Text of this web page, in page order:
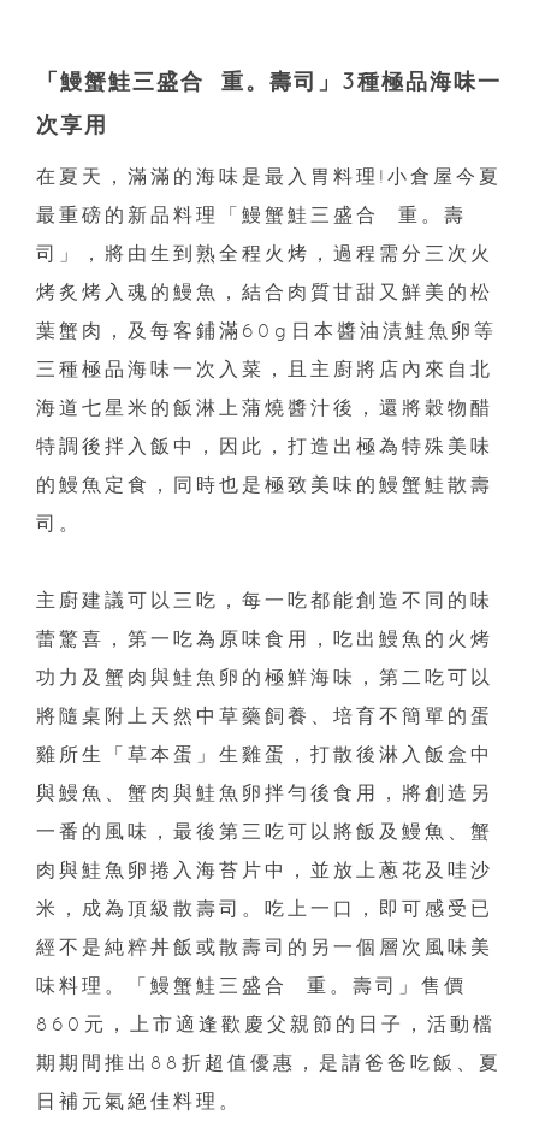
「鰻蟹鮭三盛合 重。壽司」3種極品海味一
次享用
在夏天，滿滿的海味是最入胃料理!小倉屋今夏
最重磅的新品料理「鰻蟹鮭三盛合 重。壽
司」，將由生到熟全程火烤，過程需分三次火
烤炙烤入魂的鰻魚，結合肉質甘甜又鮮美的松
葉蟹肉，及每客鋪滿60g日本醬油漬鮭魚卵等
三種極品海味一次入菜，且主廚將店內來自北
海道七星米的飯淋上蒲燒醬汁後，還將穀物醋
特調後拌入飯中，因此，打造出極為特殊美味
的鰻魚定食，同時也是極致美味的鰻蟹鮭散壽
司。
主廚建議可以三吃，每一吃都能創造不同的味
蕾驚喜，第一吃為原味食用，吃出鰻魚的火烤
功力及蟹肉與鮭魚卵的極鮮海味，第二吃可以
將隨桌附上天然中草藥飼養、培育不簡單的蛋
雞所生「草本蛋」生雞蛋，打散後淋入飯盒中
與鰻魚、蟹肉與鮭魚卵拌勻後食用，將創造另
一番的風味，最後第三吃可以將飯及鰻魚、蟹
肉與鮭魚卵捲入海苔片中，並放上蔥花及哇沙
米，成為頂級散壽司。吃上一口，即可感受已
經不是純粹丼飯或散壽司的另一個層次風味美
味料理。「鰻蟹鮭三盛合 重。壽司」售價
860元，上市適逢歡慶父親節的日子，活動檔
期期間推出88折超值優惠，是請爸爸吃飯、夏
日補元氣絕佳料理。